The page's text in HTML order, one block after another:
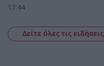
17:44
Δείτε όλες τις ειδήσεις